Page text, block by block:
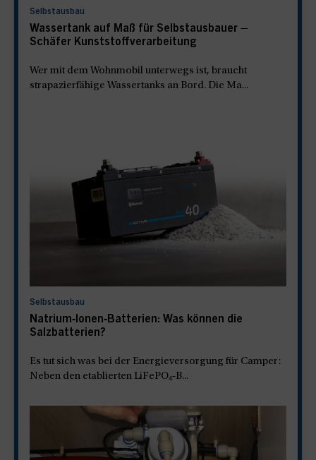
Selbstausbau
Wassertank auf Maß für Selbstausbauer –
Schäfer Kunststoffverarbeitung
Wer mit dem Wohnmobil unterwegs ist, braucht
strapazierfähige Wassertanks an Bord. Die Ma...
Selbstausbau
Natrium‑Ionen‑Batterien: Was können die
Salzbatterien?
Es tut sich was bei der Energieversorgung für Camper:
Neben den etablierten LiFePO₄‑B...